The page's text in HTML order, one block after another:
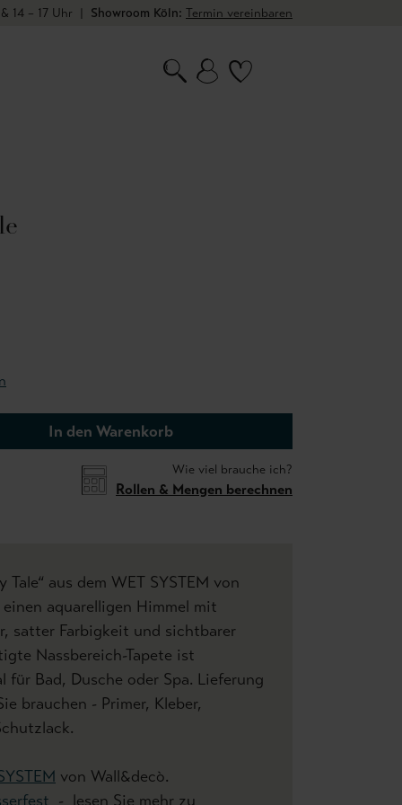
14 – 17 Uhr | Showroom Köln: Termin vereinbaren
In den Warenkorb
Wie viel brauche ich?
Rollen & Mengen berechnen
Tale“ aus dem WET SYSTEM von
aquarelligen Himmel mit
satter Farbigkeit und sichtbarer
Nassbereich-Tapete ist
für Bad, Dusche oder Spa. Lieferung
brauchen - Primer, Kleber,
von Wall&decò.
- lesen Sie mehr zu